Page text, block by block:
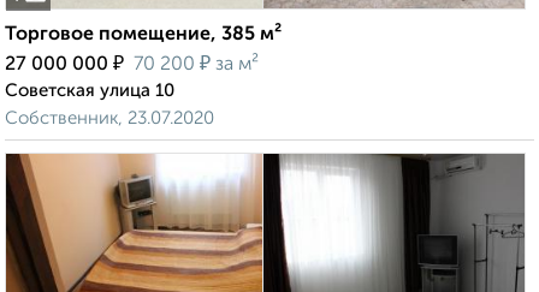
Торговое помещение, 385 м²
27 000 000 ₽ 70 200 ₽ за м²
Советская улица 10
Собственник, 23.07.2020